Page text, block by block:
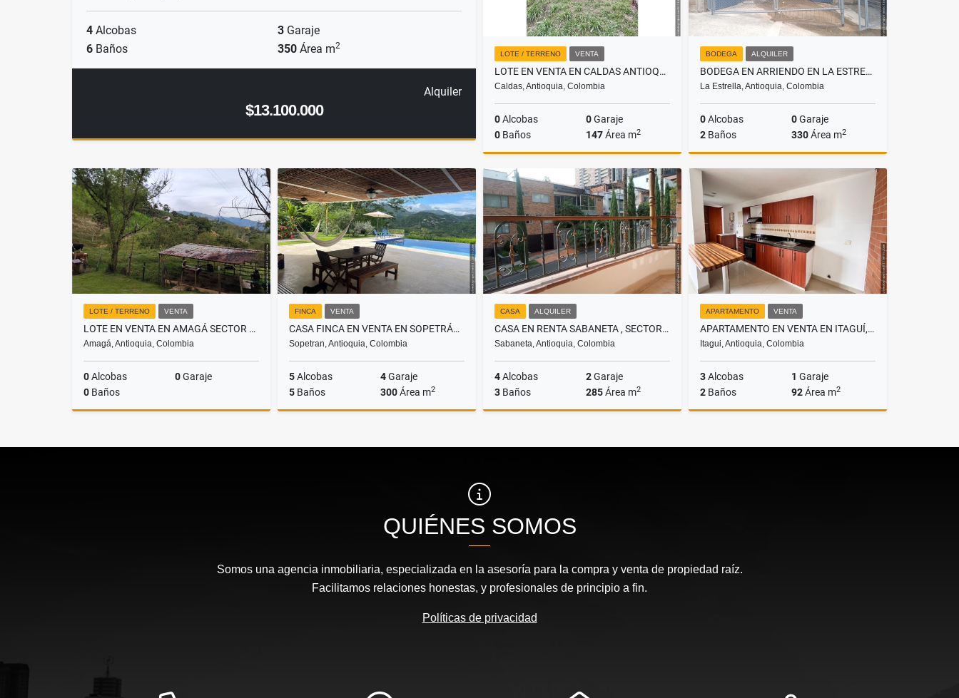
4 Alcobas 3 Garaje
6 Baños 350 Área m2
Alquiler
$13.100.000
LOTE / TERRENO VENTA
LOTE EN VENTA EN CALDAS ANTIOQUIA, SECTOR LA RAYA
Caldas, Antioquia, Colombia
0Alcobas 0Garaje
0 Baños 147Área m2
Venta
$150.000.000
BODEGA ALQUILER
BODEGA EN ARRIENDO EN LA ESTRELLA, SECTOR ANCÓN
La Estrella, Antioquia, Colombia
0Alcobas 0Garaje
2 Baños 330Área m2
Alquiler
$12.000.000
LOTE / TERRENO VENTA
LOTE EN VENTA EN AMAGÁ SECTOR CAMILO C
Amagá, Antioquia, Colombia
0Alcobas 0Garaje
0 Baños
$900.000.000
FINCA VENTA
CASA FINCA EN VENTA EN SOPETRÁN, ANTIOQUIA
Sopetran, Antioquia, Colombia
5Alcobas 4Garaje
5 Baños 300Área m2
$1.850.000.000
CASA ALQUILER
CASA EN RENTA SABANETA , SECTOR SAN JOSÉ
Sabaneta, Antioquia, Colombia
4Alcobas 2Garaje
3 Baños 285Área m2
$6.100.000
APARTAMENTO VENTA
APARTAMENTO EN VENTA EN ITAGUÍ, SECTOR SANTA CATALINA
Itagui, Antioquia, Colombia
3Alcobas 1 Garaje
2 Baños 92Área m2
$545.000.000
QUIÉNES SOMOS
Somos una agencia inmobiliaria, especializada en la asesoría para la compra y venta de propiedad raíz.
Facilitamos relaciones honestas, y profesionales de principio a fin.
Políticas de privacidad